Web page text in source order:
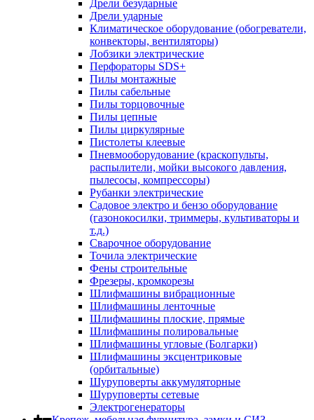
Дрели безударные
Дрели ударные
Климатическое оборудование (обогреватели,
конвекторы, вентиляторы)
Лобзики электрические
Перфораторы SDS+
Пилы монтажные
Пилы сабельные
Пилы торцовочные
Пилы цепные
Пилы циркулярные
Пистолеты клеевые
Пневмооборудование (краскопульты,
распылители, мойки высокого давления,
пылесосы, компрессоры)
Рубанки электрические
Садовое электро и бензо оборудование
(газонокосилки, триммеры, культиваторы и
т.д.)
Сварочное оборудование
Точила электрические
Фены строительные
Фрезеры, кромкорезы
Шлифмашины вибрационные
Шлифмашины ленточные
Шлифмашины плоские, прямые
Шлифмашины полировальные
Шлифмашины угловые (Болгарки)
Шлифмашины эксцентриковые
(орбитальные)
Шуруповерты аккумуляторные
Шуруповерты сетевые
Электрогенераторы